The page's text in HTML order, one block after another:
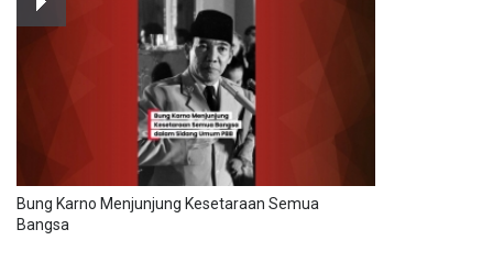
Bung Karno Menjunjung Kesetaraan Semua
Bangsa